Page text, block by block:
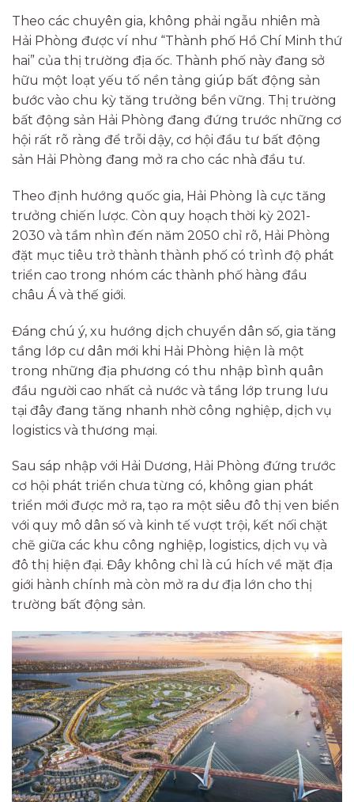
Theo các chuyên gia, không phải ngẫu nhiên mà
Hải Phòng được ví như “Thành phố Hồ Chí Minh thứ
hai” của thị trường địa ốc. Thành phố này đang sở
hữu một loạt yếu tố nền tảng giúp bất động sản
bước vào chu kỳ tăng trưởng bền vững. Thị trường
bất động sản Hải Phòng đang đứng trước những cơ
hội rất rõ ràng để trỗi dậy, cơ hội đầu tư bất động
sản Hải Phòng đang mở ra cho các nhà đầu tư.
Theo định hướng quốc gia, Hải Phòng là cực tăng
trưởng chiến lược. Còn quy hoạch thời kỳ 2021-
2030 và tầm nhìn đến năm 2050 chỉ rõ, Hải Phòng
đặt mục tiêu trở thành thành phố có trình độ phát
triển cao trong nhóm các thành phố hàng đầu
châu Á và thế giới.
Đáng chú ý, xu hướng dịch chuyển dân số, gia tăng
tầng lớp cư dân mới khi Hải Phòng hiện là một
trong những địa phương có thu nhập bình quân
đầu người cao nhất cả nước và tầng lớp trung lưu
tại đây đang tăng nhanh nhờ công nghiệp, dịch vụ
logistics và thương mại.
Sau sáp nhập với Hải Dương, Hải Phòng đứng trước
cơ hội phát triển chưa từng có, không gian phát
triển mới được mở ra, tạo ra một siêu đô thị ven biển
với quy mô dân số và kinh tế vượt trội, kết nối chặt
chẽ giữa các khu công nghiệp, logistics, dịch vụ và
đô thị hiện đại. Đây không chỉ là cú hích về mặt địa
giới hành chính mà còn mở ra dư địa lớn cho thị
trường bất động sản.